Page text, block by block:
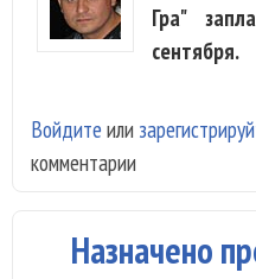
Гра"
сентября.
Войдите или
комментарии
Назначено